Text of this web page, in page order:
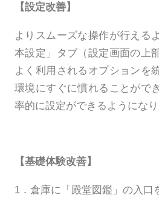
【設定改善】
よりスムーズな操作が行える
本設定」タブ（設定画面の上
よく利用されるオプションを
環境にすぐに慣れることがで
率的に設定ができるようになり
【基礎体験改善】
1．倉庫に「殿堂図鑑」の入口